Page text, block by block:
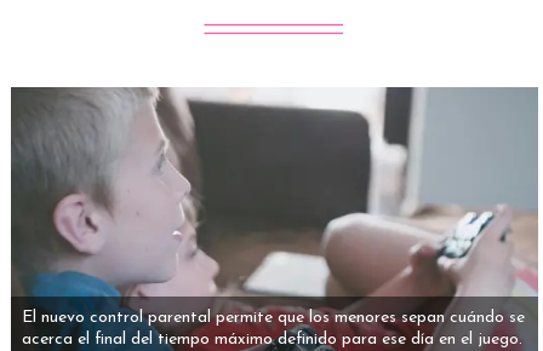
El nuevo control parental permite que los menores sepan cuándo se
acerca el final del tiempo máximo definido para ese día en el juego.